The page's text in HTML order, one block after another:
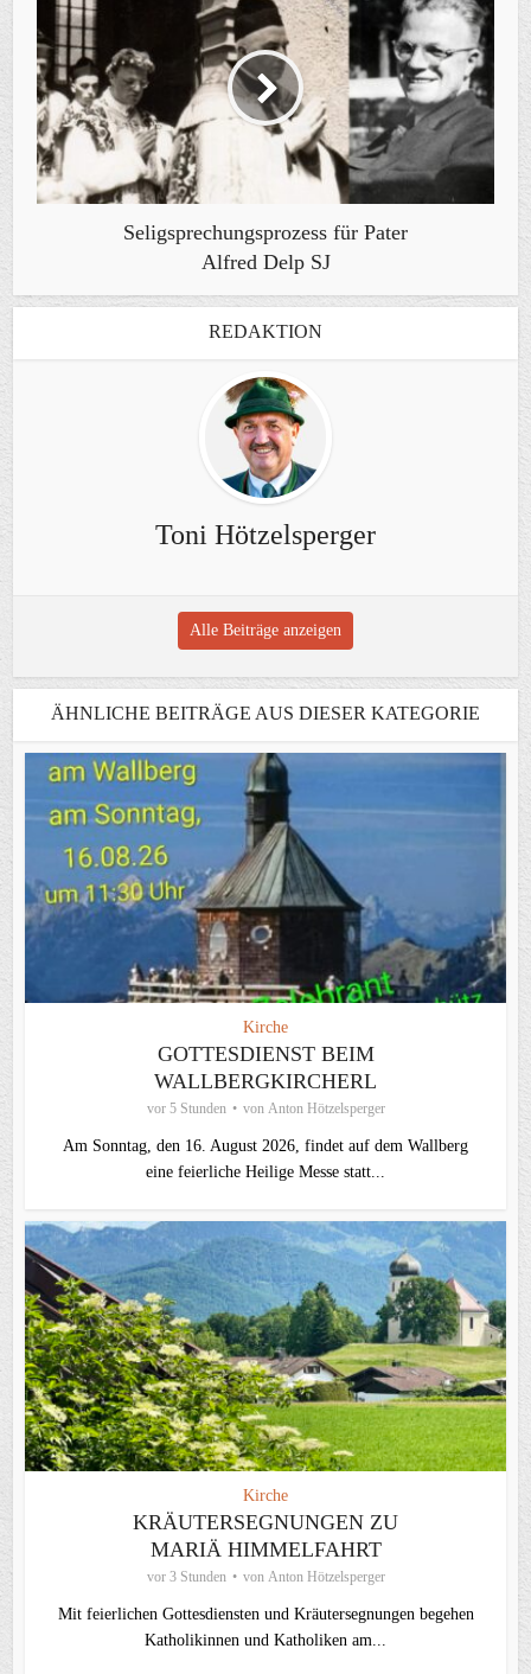
Seligsprechungsprozess für Pater
Alfred Delp SJ
REDAKTION
Toni Hötzelsperger
Alle Beiträge anzeigen
ÄHNLICHE BEITRÄGE AUS DIESER KATEGORIE
Kirche
GOTTESDIENST BEIM
WALLBERGKIRCHERL
vor 5 Stunden von Anton Hötzelsperger
Am Sonntag, den 16. August 2026, findet auf dem Wallberg
eine feierliche Heilige Messe statt...
Kirche
KRÄUTERSEGNUNGEN ZU
MARIÄ HIMMELFAHRT
vor 3 Stunden von Anton Hötzelsperger
Mit feierlichen Gottesdiensten und Kräutersegnungen begehen
Katholikinnen und Katholiken am...